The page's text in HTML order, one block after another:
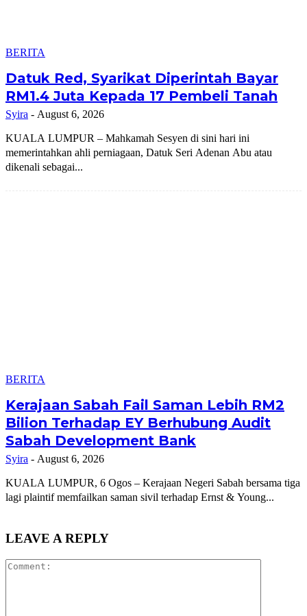
BERITA
Datuk Red, Syarikat Diperintah Bayar
RM1.4 Juta Kepada 17 Pembeli Tanah
Syira - August 6, 2026
KUALA LUMPUR – Mahkamah Sesyen di sini hari ini
memerintahkan ahli perniagaan, Datuk Seri Adenan Abu atau
dikenali sebagai...
BERITA
Kerajaan Sabah Fail Saman Lebih RM2
Bilion Terhadap EY Berhubung Audit
Sabah Development Bank
Syira - August 6, 2026
KUALA LUMPUR, 6 Ogos – Kerajaan Negeri Sabah bersama tiga
lagi plaintif memfailkan saman sivil terhadap Ernst & Young...
LEAVE A REPLY